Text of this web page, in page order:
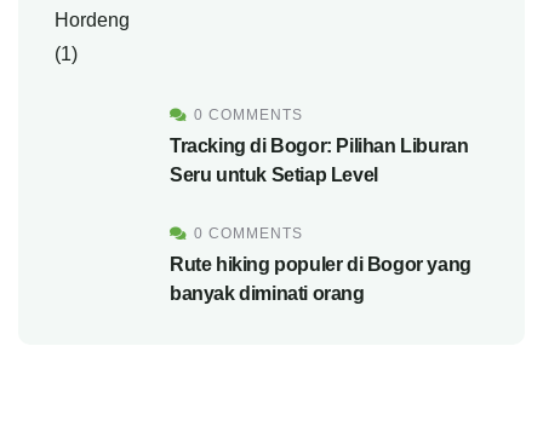
0 COMMENTS
Tracking di Bogor: Pilihan Liburan
Seru untuk Setiap Level
0 COMMENTS
Rute hiking populer di Bogor yang
banyak diminati orang